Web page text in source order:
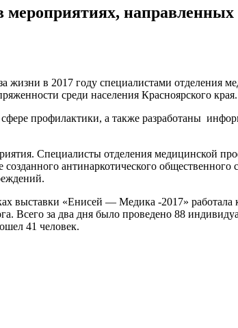
направленных
в 2017 году специалистами отделения
среди населения Красноярского края.
профилактики, а также разработаны
Специалисты отделения медицинской
антинаркотического общественного
выставки «Енисей — Медика -2017» работала
Всего за два дня было проведено 88
41 человек.